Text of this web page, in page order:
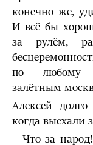
конечно же,
И всё бы
за рулём,
по любому
залётным
Алексей
когда выехали
– Что за